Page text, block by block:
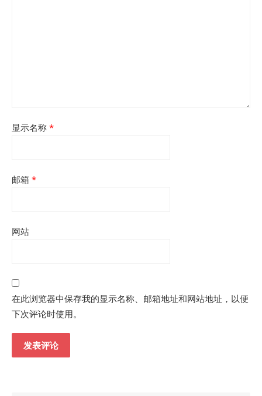
显示名称 *
邮箱 *
网站
在此浏览器中保存我的显示名称、邮箱地址和网站地址，以便
下次评论时使用。